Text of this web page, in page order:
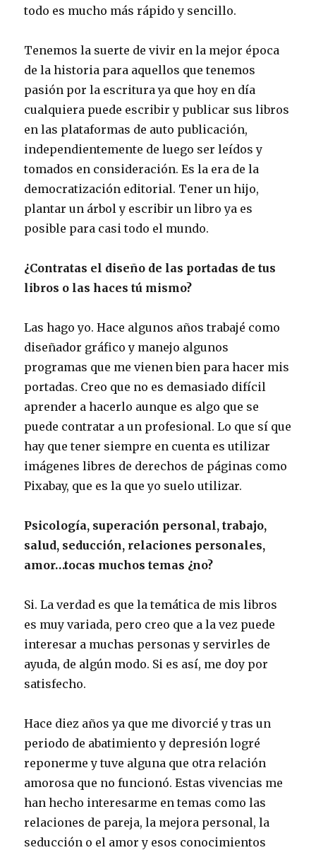
todo es mucho más rápido y sencillo.
Tenemos la suerte de vivir en la mejor época
de la historia para aquellos que tenemos
pasión por la escritura ya que hoy en día
cualquiera puede escribir y publicar sus libros
en las plataformas de auto publicación,
independientemente de luego ser leídos y
tomados en consideración. Es la era de la
democratización editorial. Tener un hijo,
plantar un árbol y escribir un libro ya es
posible para casi todo el mundo.
¿Contratas el diseño de las portadas de tus
libros o las haces tú mismo?
Las hago yo. Hace algunos años trabajé como
diseñador gráfico y manejo algunos
programas que me vienen bien para hacer mis
portadas. Creo que no es demasiado difícil
aprender a hacerlo aunque es algo que se
puede contratar a un profesional. Lo que sí que
hay que tener siempre en cuenta es utilizar
imágenes libres de derechos de páginas como
Pixabay, que es la que yo suelo utilizar.
Psicología, superación personal, trabajo,
salud, seducción, relaciones personales,
amor…tocas muchos temas ¿no?
Si. La verdad es que la temática de mis libros
es muy variada, pero creo que a la vez puede
interesar a muchas personas y servirles de
ayuda, de algún modo. Si es así, me doy por
satisfecho.
Hace diez años ya que me divorcié y tras un
periodo de abatimiento y depresión logré
reponerme y tuve alguna que otra relación
amorosa que no funcionó. Estas vivencias me
han hecho interesarme en temas como las
relaciones de pareja, la mejora personal, la
seducción o el amor y esos conocimientos